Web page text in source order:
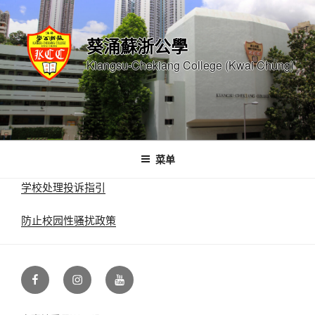
跳
至
内
容
葵涌蘇浙公學
Kiangsu-Chekiang College (Kwai Chung)
菜单
学校处理投诉指引
防止校园性骚扰政策
FacebookInstagramYoutube